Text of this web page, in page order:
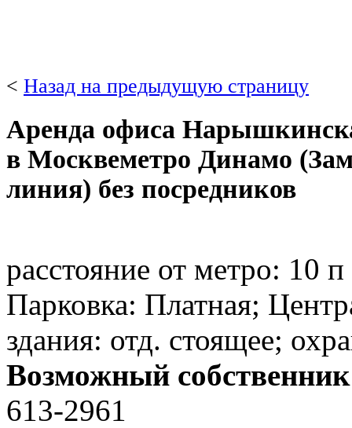
< Назад на предыдущую страницу
Аренда офиса
в Москвеметро Динамо
линия) без посредников
расстояние от метро: 10 п
Парковка: Платная;
здания: отд. стоящее;
Возможный
613-2961